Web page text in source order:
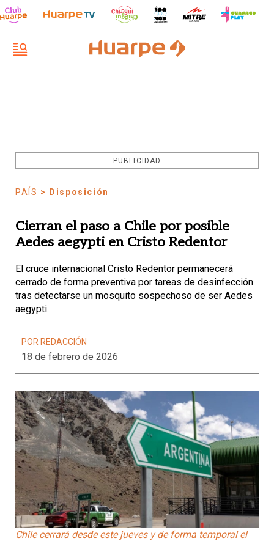
PUBLICIDAD
PAÍS > Disposición
Cierran el paso a Chile por posible
Aedes aegypti en Cristo Redentor
El cruce internacional Cristo Redentor permanecerá
cerrado de forma preventiva por tareas de desinfección
tras detectarse un mosquito sospechoso de ser Aedes
aegypti.
POR REDACCIÓN
18 de febrero de 2026
Chile cerrará desde este jueves y de forma temporal el